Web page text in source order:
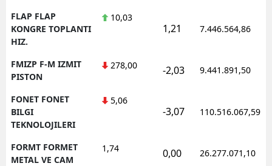
FLAP FLAP
KONGRE TOPLANTI
HIZ.
10,03
1,21 7.446.564,86
FMIZP F-M IZMIT
PISTON
278,00 -2,03 9.441.891,50
FONET FONET
BILGI
TEKNOLOJILERI
5,06
-3,07 110.516.067,59
FORMT FORMET
METAL VE CAM
1,74 0,00 26.277.071,10